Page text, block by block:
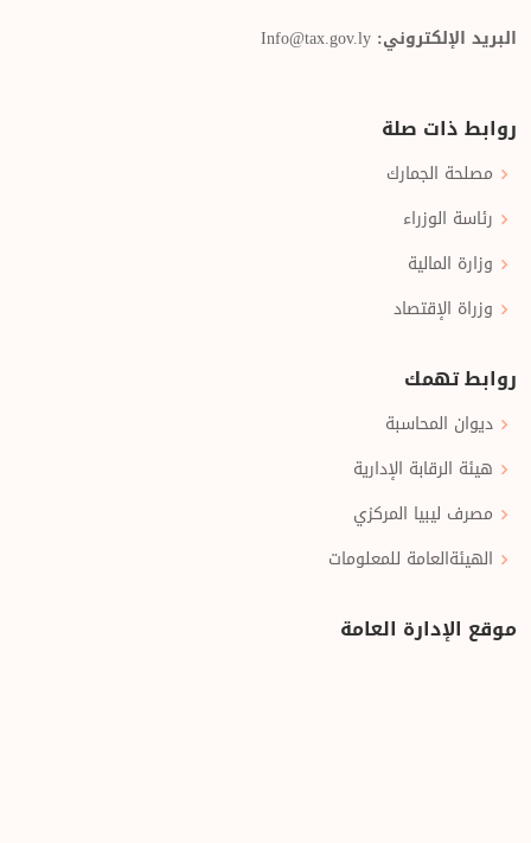
البريد الإلكتروني: Info@tax.gov.ly
روابط ذات صلة
مصلحة الجمارك
رئاسة الوزراء
وزارة المالية
وزراة الإقتصاد
روابط تهمك
ديوان المحاسبة
هيئة الرقابة الإدارية
مصرف ليبيا المركزي
الهيئةالعامة للمعلومات
موقع الإدارة العامة